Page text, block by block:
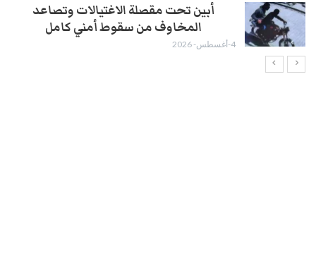
أبين تحت مقصلة الاغتيالات وتصاعد
المخاوف من سقوط أمني كامل
4-أغسطس- 2026